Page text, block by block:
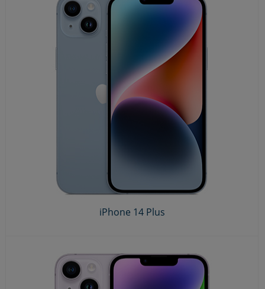
iPhone 14 Plus